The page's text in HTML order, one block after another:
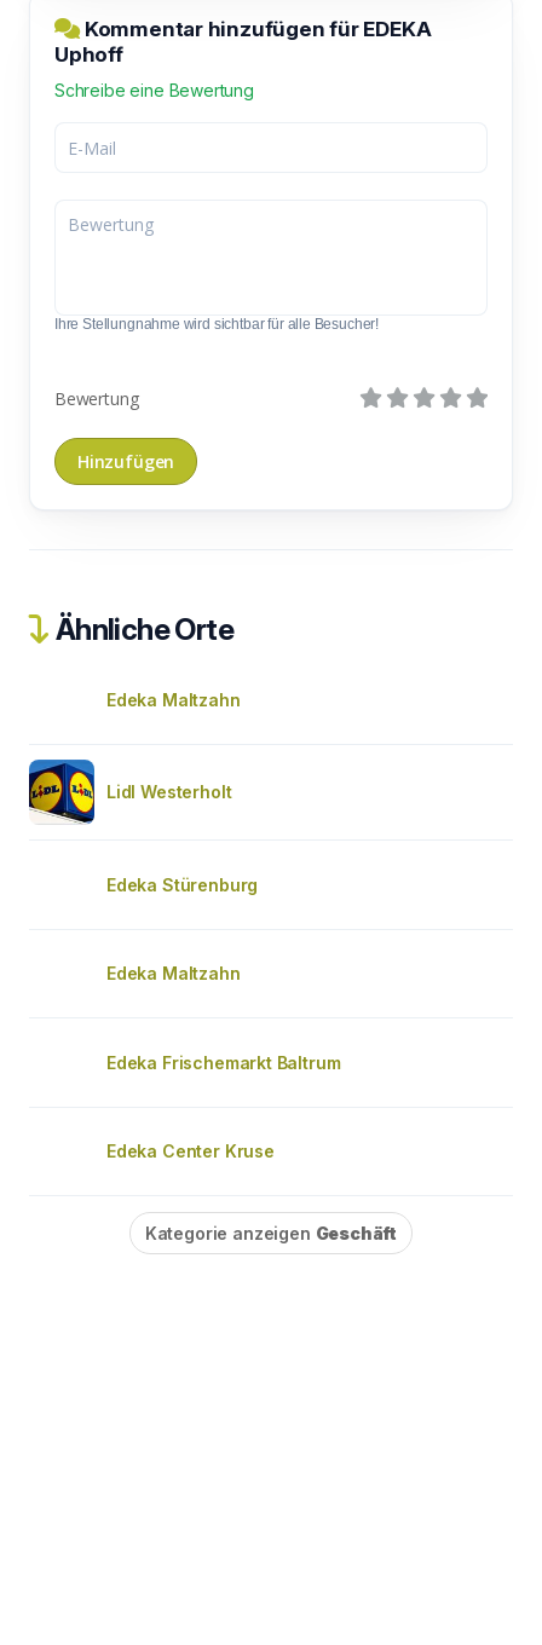
Kommentar hinzufügen für EDEKA
Uphoff
Schreibe eine Bewertung
Ihre Stellungnahme wird sichtbar für alle Besucher!
Bewertung
Ähnliche Orte
Edeka Maltzahn
Lidl Westerholt
Edeka Stürenburg
Edeka Maltzahn
Edeka Frischemarkt Baltrum
Edeka Center Kruse
Kategorie anzeigen Geschäft